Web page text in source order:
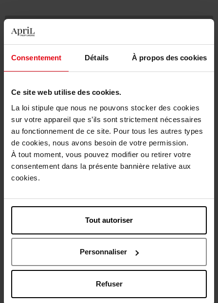
Consentement Détails À propos des cookies
Ce site web utilise des cookies.
La loi stipule que nous ne pouvons stocker des cookies
sur votre appareil que s’ils sont strictement nécessaires
au fonctionnement de ce site. Pour tous les autres types
de cookies, nous avons besoin de votre permission.
À tout moment, vous pouvez modifier ou retirer votre
consentement dans la présente bannière relative aux
cookies.
Tout autoriser
Personnaliser
Refuser
Livraison gratuite à partir de 55€
Retour gratuit dans votre magasin
Description
Caractéristiques
Avis client
Vous aimerez peut-être